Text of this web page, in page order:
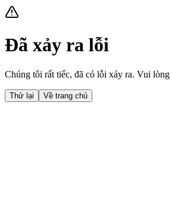
Đã xảy ra lỗi
Chúng tôi rất tiếc, đã có lỗi xảy ra. Vui lòng
Thử lại Về trang chủ